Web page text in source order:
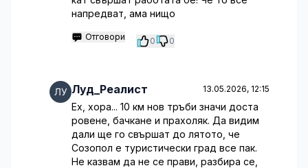
напредват, ама нищо
Отговори 0 0
Луд_Реалист 13.05.2026, 12:15
Ех, хора... 10 км нов тръби значи доста
ровене, бачкане и прахоляк. Да видим
дали ще го свършат до лятото, че
Созопол е туристически град все пак.
Не казвам да не се прави, разбира се,